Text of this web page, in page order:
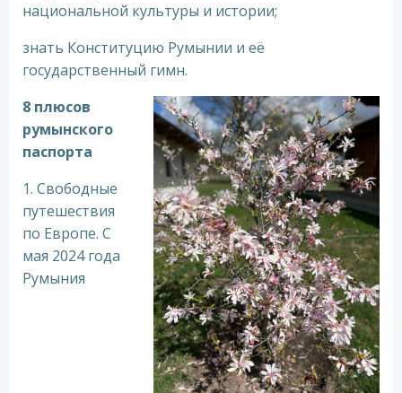
национальной культуры и истории;
знать Конституцию Румынии и её
государственный гимн.
8 плюсов
румынского
паспорта
1. Свободные
путешествия
по Европе. С
мая 2024 года
Румыния